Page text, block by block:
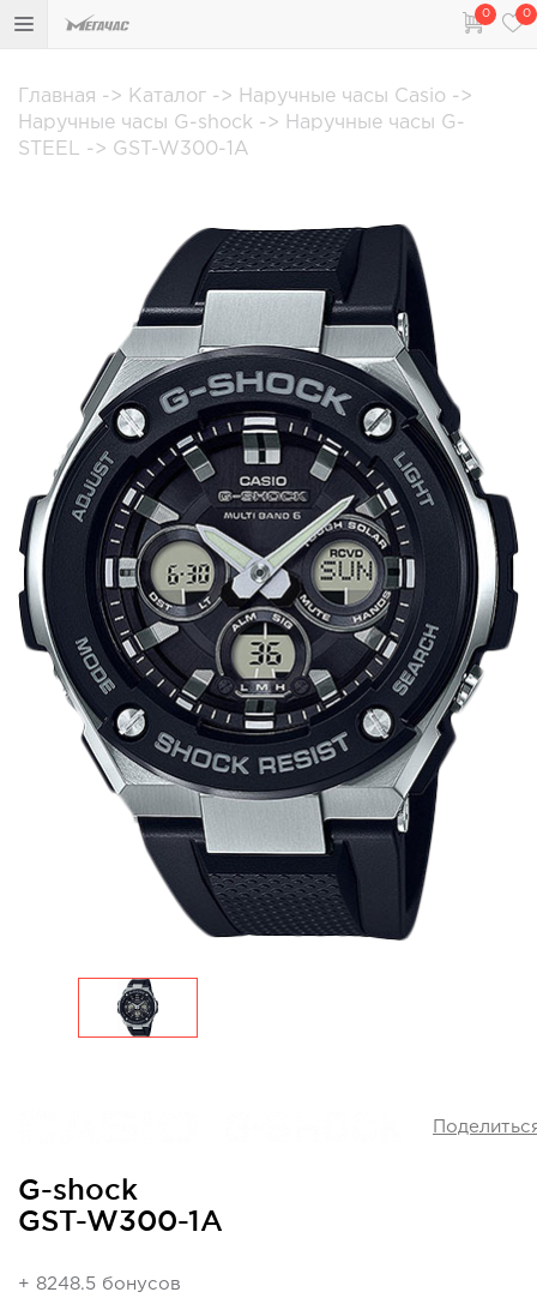
0 0
Главная -> Каталог -> Наручные часы Casio ->
Наручные часы G-shock -> Наручные часы G-
STEEL -> GST-W300-1A
G-shock
GST-W300-1A
+ 8248.5 бонусов